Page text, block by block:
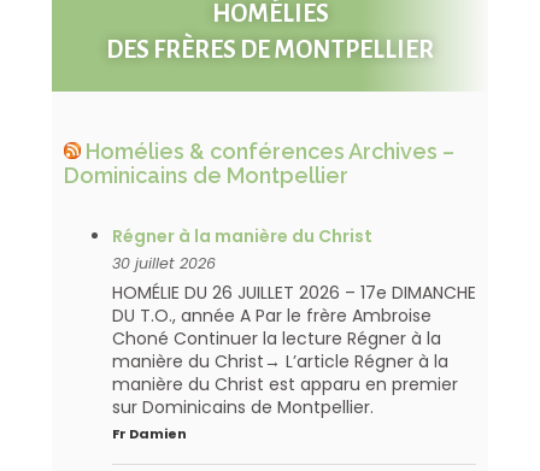
HOMÉLIES
DES FRÈRES DE MONTPELLIER
Homélies & conférences Archives –
Dominicains de Montpellier
Régner à la manière du Christ
30 juillet 2026
HOMÉLIE DU 26 JUILLET 2026 – 17e DIMANCHE
DU T.O., année A Par le frère Ambroise
Choné Continuer la lecture Régner à la
manière du Christ→ L’article Régner à la
manière du Christ est apparu en premier
sur Dominicains de Montpellier.
Fr Damien